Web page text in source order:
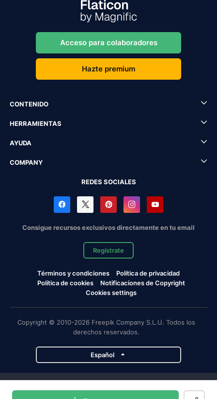
Acceso para colaboradores
Hazte premium
CONTENIDO
HERRAMIENTAS
AYUDA
COMPANY
REDES SOCIALES
Consigue recursos exclusivos directamente en tu email
Regístrate
Términos y condiciones
Política de privacidad
Política de cookies
Notificaciones de Copyright
Cookies settings
Copyright © 2010-2026 Freepik Company S.L.U. Todos los
derechos reservados.
Español